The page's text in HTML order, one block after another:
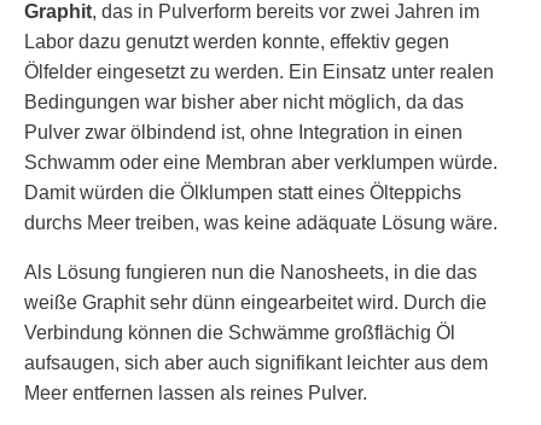
Graphit, das in Pulverform bereits vor zwei Jahren im
Labor dazu genutzt werden konnte, effektiv gegen
Ölfelder eingesetzt zu werden. Ein Einsatz unter realen
Bedingungen war bisher aber nicht möglich, da das
Pulver zwar ölbindend ist, ohne Integration in einen
Schwamm oder eine Membran aber verklumpen würde.
Damit würden die Ölklumpen statt eines Ölteppichs
durchs Meer treiben, was keine adäquate Lösung wäre.
Als Lösung fungieren nun die Nanosheets, in die das
weiße Graphit sehr dünn eingearbeitet wird. Durch die
Verbindung können die Schwämme großflächig Öl
aufsaugen, sich aber auch signifikant leichter aus dem
Meer entfernen lassen als reines Pulver.